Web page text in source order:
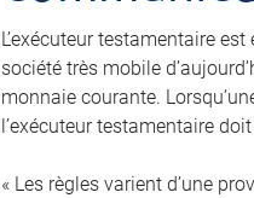
L’exécuteur testamentaire
société très mobile
monnaie courante.
l’exécuteur testamentaire
« Les règles varient d’une